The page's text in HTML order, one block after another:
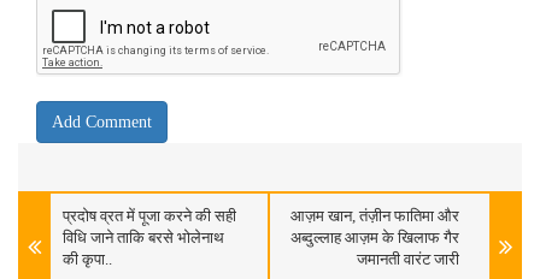
प्रदोष व्रत में पूजा करने की सही
विधि जाने ताकि बरसे भोलेनाथ
की कृपा..
आज़म खान, तंज़ीन फातिमा और
अब्दुल्लाह आज़म के खिलाफ गैर
जमानती वारंट जारी